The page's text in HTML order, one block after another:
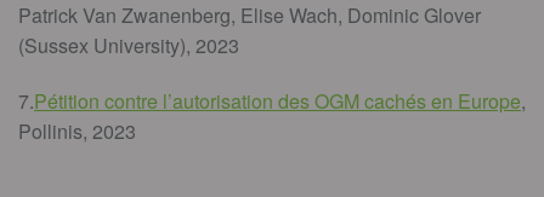
Patrick Van Zwanenberg, Elise Wach, Dominic Glover
(Sussex University), 2023
7.Pétition contre l’autorisation des OGM cachés en Europe,
Pollinis, 2023